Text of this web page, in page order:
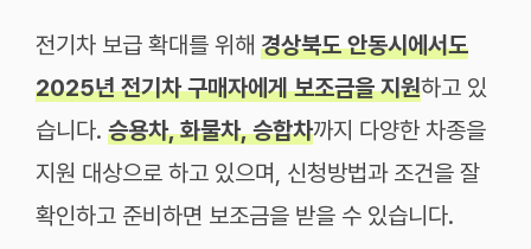
전기차 보급 확대를 위해 경상북도 안동시에서도
2025년 전기차 구매자에게 보조금을 지원하고 있
습니다. 승용차, 화물차, 승합차까지 다양한 차종을
지원 대상으로 하고 있으며, 신청방법과 조건을 잘
확인하고 준비하면 보조금을 받을 수 있습니다.